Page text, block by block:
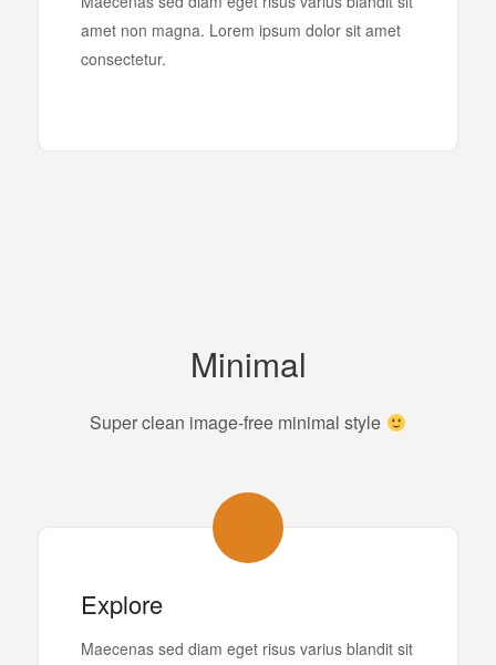
amet non magna. Lorem ipsum dolor sit amet
consectetur.
Minimal
Super clean image-free minimal style
Explore
Maecenas sed diam eget risus varius blandit sit